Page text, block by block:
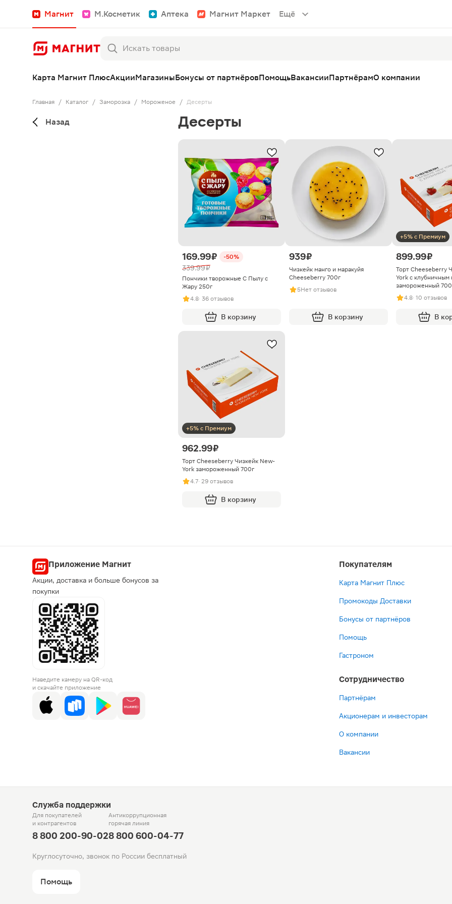
Магнит М.Косметик Аптека Магнит Маркет Ещё
Карта Магнит ПлюсАкцииМагазиныБонусы от партнёровПомощьВакансииПартнёрамО компании
Главная / Каталог / Заморозка / Мороженое / Десерты
Назад Десерты
169.99 ₽ -50%
339.99 ₽
Пончики творожные С Пылу с
Жару 250г
4.8· 36 отзывов
В корзину
939 ₽
Чизкейк манго и маракуйя
Cheeseberry 700г
5Нет отзывов
В корзину
+5% с Премиум
899.99 ₽
Торт Cheeseberry
York с клубничным
замороженный
4.8· 10 отзывов
В
+5% с Премиум
962.99 ₽
Торт Cheeseberry Чизкейк New-
York замороженный 700г
4.7· 29 отзывов
В корзину
Приложение Магнит
Акции, доставка и больше бонусов за
покупки
Наведите камеру на QR-код
и скачайте приложение
Покупателям
Карта Магнит Плюс
Промокоды Доставки
Бонусы от партнёров
Помощь
Гастроном
Сотрудничество
Партнёрам
Акционерам и инвесторам
О компании
Вакансии
Служба поддержки
Для покупателей
и контрагентов
8 800 200-90-02
Антикоррупционная
горячая линия
8 800 600-04-77
Круглосуточно, звонок по России бесплатный
Помощь